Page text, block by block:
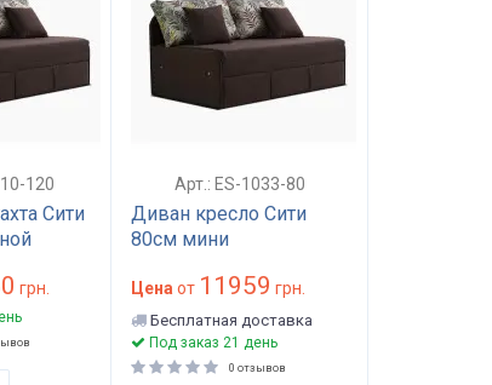
120
Сити
грн.
Арт.: ES-1033-80
Диван кресло Сити
80см мини
Цена от 11959 грн.
Бесплатная доставка
Под заказ 21 день
0 отзывов